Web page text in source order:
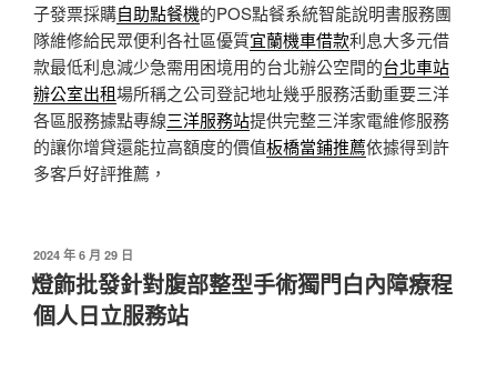
子發票採購自助點餐機的POS點餐系統智能說明書服務團
隊維修給民眾便利各社區優質宜蘭機車借款利息大多元借
款最低利息減少急需用困境用的台北辦公空間的台北車站
辦公室出租場所稱之公司登記地址幾乎服務活動重要三洋
各區服務據點專線三洋服務站提供完整三洋家電維修服務
的讓你增貸還能拉高額度的價值板橋當鋪推薦依據得到許
多客戶好評推薦，
發
佈
於
2024 年 6 月 29 日
燈飾批發針對腹部整型手術獨門白內障療程
個人日立服務站